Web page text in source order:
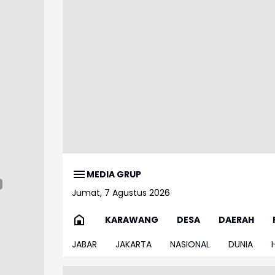
MEDIA GRUP
Jumat, 7 Agustus 2026
KARAWANG DESA DAERAH
JABAR
JAKARTA NASIONAL DUNIA